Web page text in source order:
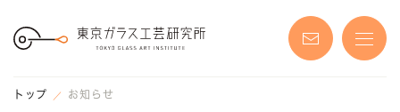
トップ お知らせ